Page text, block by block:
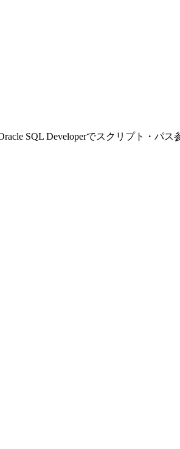
SQL Developerでスクリプト・パ